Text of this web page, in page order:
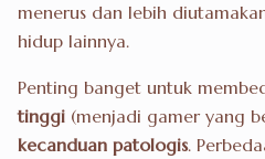
menerus dan lebih
hidup lainnya.
Penting banget untuk
tinggi (menjadi gamer yang
kecanduan patologis.